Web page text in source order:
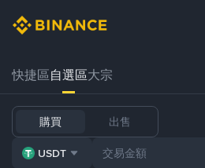
快捷區自選區大宗
購買 出售
USDT